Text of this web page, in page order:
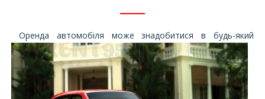
Оренда автомобіля може знадобитися в будь-який